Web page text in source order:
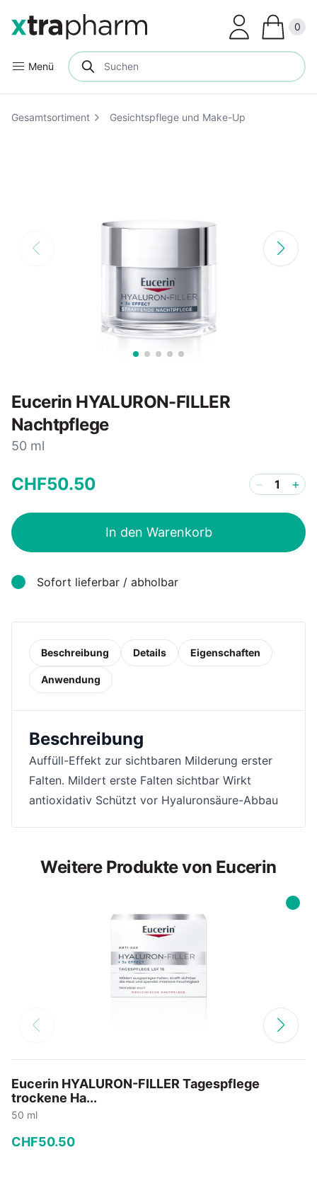
Menü
0
Gesamtsortiment Gesichtspflege und Make-Up
Eucerin HYALURON-FILLER
Nachtpflege
50 ml
CHF50.50 − +
In den Warenkorb
Sofort lieferbar / abholbar
Beschreibung Details Eigenschaften
Anwendung
Beschreibung
Auffüll-Effekt zur sichtbaren Milderung erster
Falten. Mildert erste Falten sichtbar Wirkt
antioxidativ Schützt vor Hyaluronsäure-Abbau
Weitere Produkte von Eucerin
Eucerin HYALURON-FILLER Tagespflege
trockene Ha...
50 ml
CHF50.50